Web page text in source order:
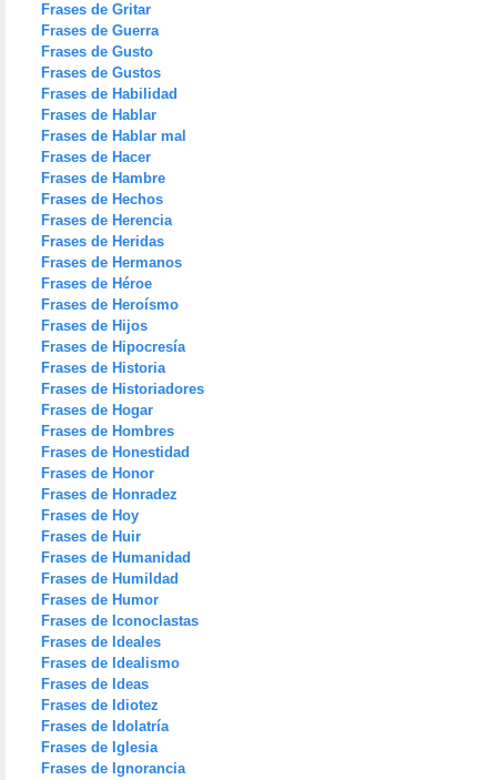
Frases de Gritar
Frases de Guerra
Frases de Gusto
Frases de Gustos
Frases de Habilidad
Frases de Hablar
Frases de Hablar mal
Frases de Hacer
Frases de Hambre
Frases de Hechos
Frases de Herencia
Frases de Heridas
Frases de Hermanos
Frases de Héroe
Frases de Heroísmo
Frases de Hijos
Frases de Hipocresía
Frases de Historia
Frases de Historiadores
Frases de Hogar
Frases de Hombres
Frases de Honestidad
Frases de Honor
Frases de Honradez
Frases de Hoy
Frases de Huir
Frases de Humanidad
Frases de Humildad
Frases de Humor
Frases de Iconoclastas
Frases de Ideales
Frases de Idealismo
Frases de Ideas
Frases de Idiotez
Frases de Idolatría
Frases de Iglesia
Frases de Ignorancia